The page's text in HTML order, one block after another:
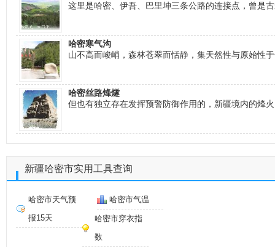
这里是哈密、伊吾、巴里坤三条公路的连接点，曾是
哈密寒气沟
山不高而峻峭，森林苍翠而恬静，集天然性与原始性
哈密丝路烽燧
但也有独立存在发挥预警防御作用的，新疆境内的烽
新疆哈密市实用工具查询
哈密市天气预
报15天
哈密市气温
哈密市穿衣指
数